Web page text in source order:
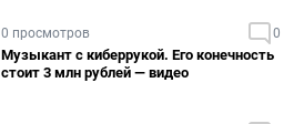
0 просмотров 0
Музыкант с киберрукой. Его конечность
стоит 3 млн рублей — видео